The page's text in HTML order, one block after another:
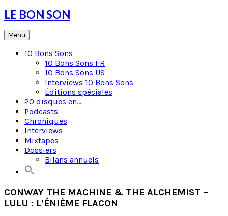
Skip
to
content
LE BON SON
Menu
10 Bons Sons
10 Bons Sons FR
10 Bons Sons US
Interviews 10 Bons Sons
Éditions spéciales
20 disques en…
Podcasts
Chroniques
Interviews
Mixtapes
Dossiers
Bilans annuels
CONWAY THE MACHINE & THE ALCHEMIST –
LULU : L’ÉNIÈME FLACON